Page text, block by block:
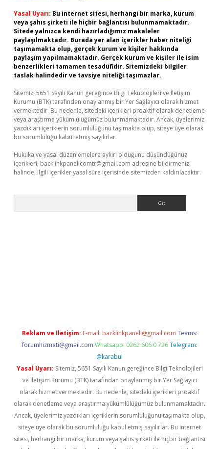
Yasal Uyarı: Bu internet sitesi, herhangi bir marka, kurum
veya şahıs şirketi ile hiçbir bağlantısı bulunmamaktadır.
Sitede yalnızca kendi hazırladığımız makaleler
paylaşılmaktadır. Burada yer alan içerikler haber niteliği
taşımamakta olup, gerçek kurum ve kişiler hakkında
paylaşım yapılmamaktadır. Gerçek kurum ve kişiler ile isim
benzerlikleri tamamen tesadüfidir. Sitemizdeki bilgiler
taslak halindedir ve tavsiye niteliği taşımazlar.
Sitemiz, 5651 Sayılı Kanun gereğince Bilgi Teknolojileri ve İletişim
Kurumu (BTK) tarafından onaylanmış bir Yer Sağlayıcı olarak hizmet
vermektedir. Bu nedenle, sitedeki içerikleri proaktif olarak denetleme
veya araştırma yükümlülüğümüz bulunmamaktadır. Ancak, üyelerimiz
yazdıkları içeriklerin sorumluluğunu taşımakta olup, siteye üye olarak
bu sorumluluğu kabul etmiş sayılırlar.
Hukuka ve yasal düzenlemelere aykırı olduğunu düşündüğünüz
içerikleri, backlinkpanelicomtr@gmail.com adresine bildirmeniz
halinde, ilgili içerikler yasal süre içerisinde sitemizden kaldırılacaktır.
Reklam ve İletişim: E-mail: backlinkpaneli@gmail.com Teams:
forumhizmeti@gmail.com Whatsapp: 0262 606 0 726 Telegram:
@karabul
Yasal Uyarı: Sitemiz, 5651 Sayılı Kanun gereğince Bilgi Teknolojileri
ve İletişim Kurumu (BTK) tarafından onaylanmış bir Yer Sağlayıcı
olarak hizmet vermektedir. Bu nedenle, sitedeki içerikleri proaktif
olarak denetleme veya araştırma yükümlülüğümüz bulunmamaktadır.
Ancak, üyelerimiz yazdıkları içeriklerin sorumluluğunu taşımakta olup,
siteye üye olarak bu sorumluluğu kabul etmiş sayılırlar. Bu internet
sitesi, herhangi bir marka, kurum veya şahıs şirketi ile hiçbir bağlantısı